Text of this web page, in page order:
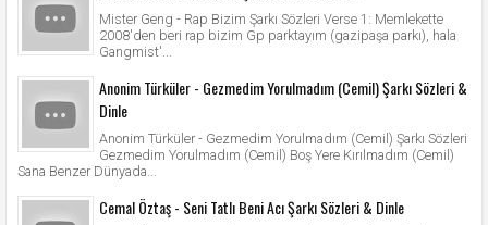
Mister Geng - Rap Bizim Şarkı Sözleri Verse 1: Memlekette
2008'den beri rap bizim Gp parktayım (gazipaşa parkı), hala
Gangmist'...
Anonim Türküler - Gezmedim Yorulmadım (Cemil) Şarkı Sözleri &
Dinle
Anonim Türküler - Gezmedim Yorulmadım (Cemil) Şarkı Sözleri
Gezmedim Yorulmadım (Cemil) Boş Yere Kırılmadım (Cemil)
Sana Benzer Dünyada...
Cemal Öztaş - Seni Tatlı Beni Acı Şarkı Sözleri & Dinle